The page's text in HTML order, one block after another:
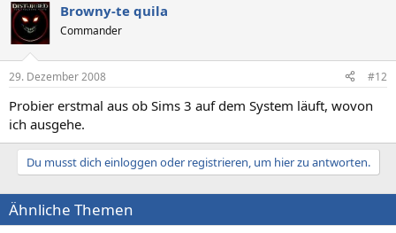
Browny-te quila
Commander
29. Dezember 2008 #12
Probier erstmal aus ob Sims 3 auf dem System läuft, wovon
ich ausgehe.
Du musst dich einloggen oder registrieren, um hier zu antworten.
Ähnliche Themen